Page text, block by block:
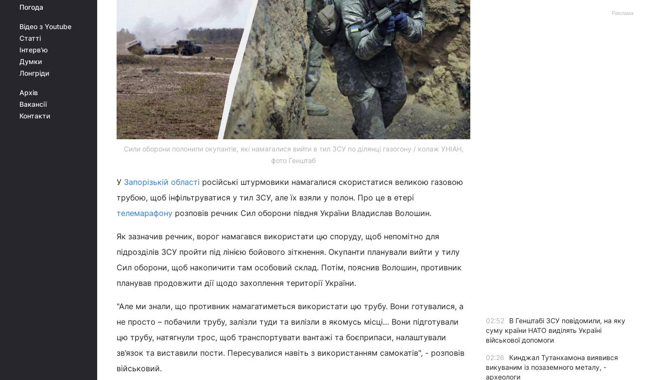
Погода
Відео з Youtube
Статті
Інтерв'ю
Думки
Лонгріди
Архів
Вакансії
Контакти
Сили оборони полонили окупантів, які намагалися вийти в тил ЗСУ по ділянці газогону / колаж УНІАН,
фото Генштаб
У Запорізькій області російські штурмовики намагалися скористатися великою газовою
трубою, щоб інфільтруватися у тил ЗСУ, але їх взяли у полон. Про це в етері
телемарафону розповів речник Сил оборони півдня України Владислав Волошин.
Як зазначив речник, ворог намагався використати цю споруду, щоб непомітно для
підрозділів ЗСУ пройти під лінією бойового зіткнення. Окупанти планували вийти у тилу
Сил оборони, щоб накопичити там особовий склад. Потім, пояснив Волошин, противник
планував продовжити дії щодо захоплення території України.
"Але ми знали, що противник намагатиметься використати цю трубу. Вони готувалися, а
не просто – побачили трубу, залізли туди та вилізли в якомусь місці… Вони підготували
цю трубу, натягнули трос, щоб транспортувати вантажі та боєприпаси, налаштували
зв’язок та виставили пости. Пересувалися навіть з використанням самокатів", - розповів
військовий.
Реклама
02:52
В Генштабі ЗСУ повідомили, на яку
суму країни НАТО виділять Україні
військової допомоги
02:26
Кинджал Тутанхамона виявився
викуваним із позаземного металу, -
археологи